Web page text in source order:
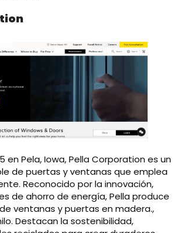
en Pela, Iowa, Pella Corporation es un
de puertas y ventanas que emplea
Reconocido por la innovación,
de ahorro de energía, Pella produce
ventanas y puertas en madera.,
Destacan la sostenibilidad,